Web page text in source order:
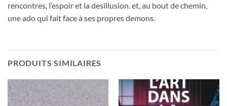
rencontres, l’espoir et la desillusion. et, au bout de chemin,
une ado qui fait face à ses propres demons.
PRODUITS SIMILAIRES